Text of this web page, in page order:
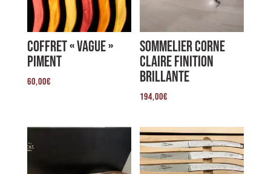
Coffret « Vague »
Piment
60,00€
Sommelier Corne
Claire Finition
brillante
194,00€